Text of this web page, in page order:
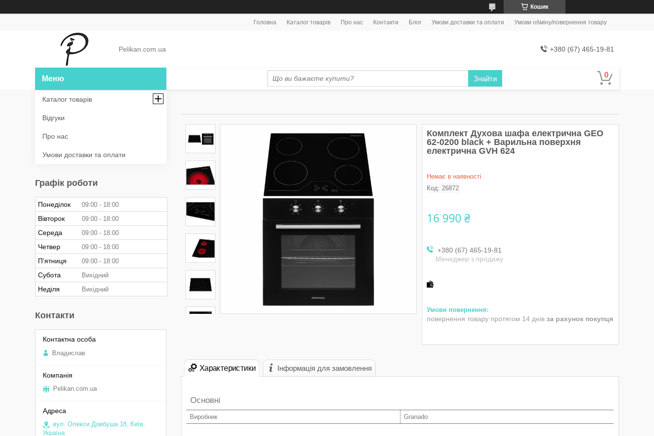
Кошик
Головна Каталог товарів Про нас Контакти Блог Умови доставки та оплати Умови обміну/повернення товару
Pelikan.com.ua +380 (67) 465-19-81
Знайти
Комплект Духова шафа електрична GEO
62-0200 black + Варильна поверхня
електрична GVH 624
Немає в наявності
Код: 26872
16 990 ₴
+380 (67) 465-19-81
Менеджер з продажу
повернення товару протягом 14 днів за рахунок покупця
Характеристики Інформація для замовлення
Основні
Виробник Granado
Каталог товарів
Відгуки
Про нас
Умови доставки та оплати
Графік роботи
Понеділок 09:00 18:00
Вівторок 09:00 18:00
Середа 09:00 18:00
Четвер 09:00 18:00
Пʼятниця 09:00 18:00
Субота Вихідний
Неділя Вихідний
Контакти
Владислав
Pelikan.com.ua
вул. Олекси Довбуша 18, Київ,
Україна